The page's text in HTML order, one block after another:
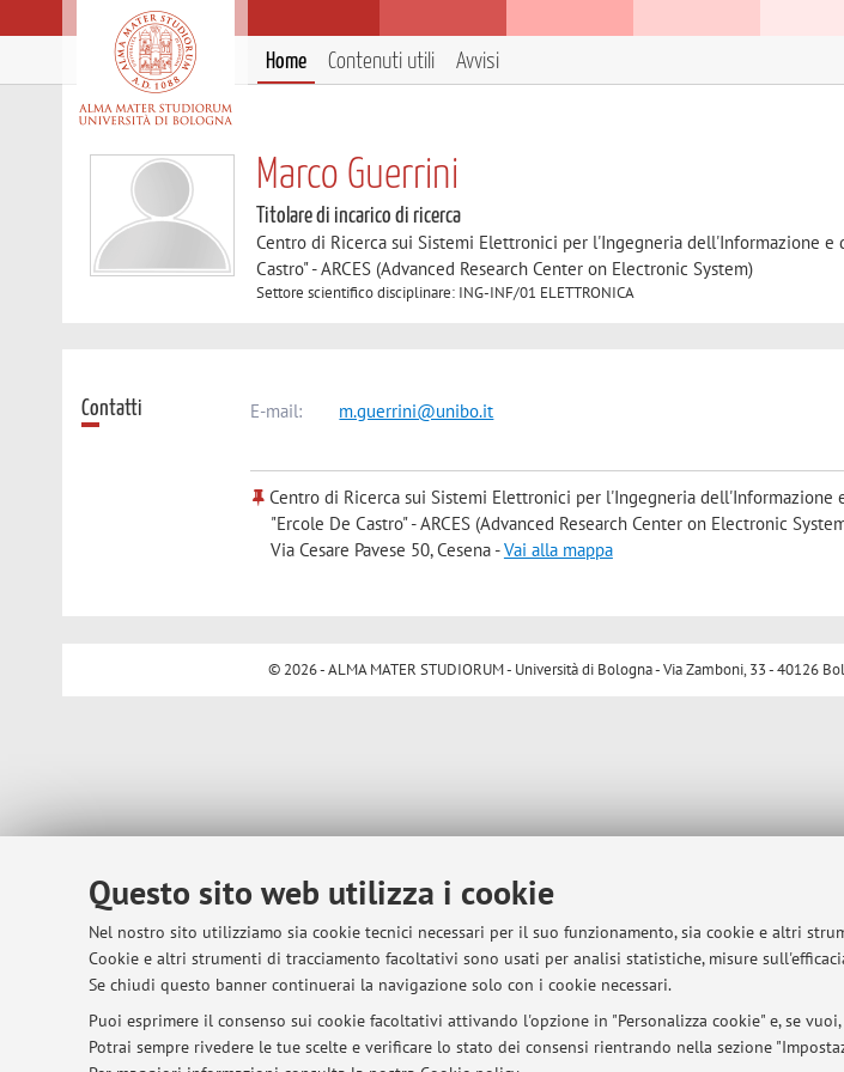
Questo sito web utilizza i cookie
Nel nostro sito utilizziamo sia cookie tecnici necessari per il suo funzionamento, sia cookie e altri
Cookie e altri strumenti di tracciamento facoltativi sono usati per analisi statistiche, misure
Se chiudi questo banner continuerai la navigazione solo con i cookie necessari.
Puoi esprimere il consenso sui cookie facoltativi attivando l'opzione in "Personalizza cookie" e, se
Potrai sempre rivedere le tue scelte e verificare lo stato dei consensi rientrando nella sezione
Home Contenuti utili Avvisi
Marco Guerrini
Titolare di incarico di ricerca
Centro di Ricerca sui Sistemi Elettronici per l'Ingegneria dell'Informazione e
Castro" - ARCES (Advanced Research Center on Electronic System)
Settore scientifico disciplinare: ING-INF/01 ELETTRONICA
Contatti E-mail: m.guerrini@unibo.it
Centro di Ricerca sui Sistemi Elettronici per l'Ingegneria dell'Informazione
"Ercole De Castro" - ARCES (Advanced Research Center on Electronic
Via Cesare Pavese 50, Cesena -Vai alla mappa
© 2026 - ALMA MATER STUDIORUM - Università di Bologna - Via Zamboni, 33 - 40126